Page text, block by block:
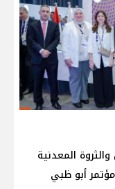
المعدنية
أبو ظبي